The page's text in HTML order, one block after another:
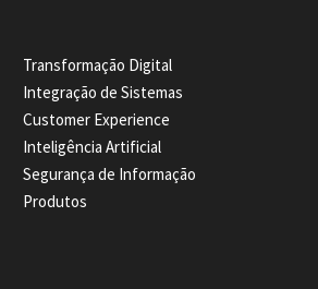
Transformação Digital
Integração de Sistemas
Customer Experience
Inteligência Artificial
Segurança de Informação
Produtos